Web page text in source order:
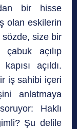
bir hisse
olan eskilerin
size bir
açılıp
açıldı.
iş sahibi içeri
anlatmaya
Haklı
Şu delile